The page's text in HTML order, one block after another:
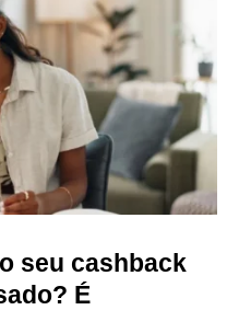
seu cashback
É